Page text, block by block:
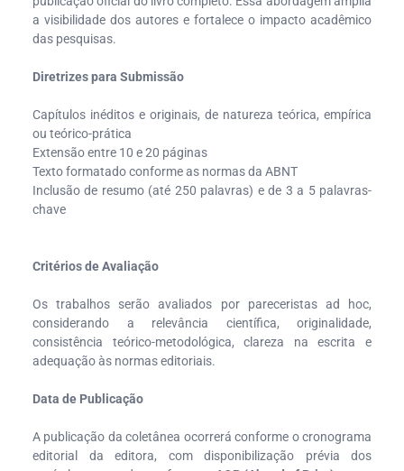
a visibilidade dos autores e fortalece o impacto acadêmico
das pesquisas.
Diretrizes para Submissão
Capítulos inéditos e originais, de natureza teórica, empírica
ou teórico-prática
Extensão entre 10 e 20 páginas
Texto formatado conforme as normas da ABNT
Inclusão de resumo (até 250 palavras) e de 3 a 5 palavras-
chave
Critérios de Avaliação
Os trabalhos serão avaliados por pareceristas ad hoc,
considerando a relevância científica, originalidade,
consistência teórico-metodológica, clareza na escrita e
adequação às normas editoriais.
Data de Publicação
A publicação da coletânea ocorrerá conforme o cronograma
editorial da editora, com disponibilização prévia dos